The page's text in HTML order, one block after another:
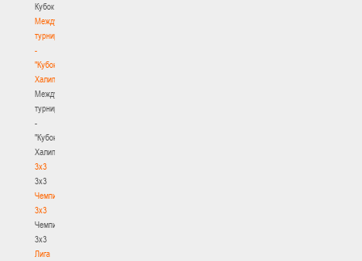
Кубок
Международный
турнир
-
"Кубок
Халипского"
Международный
турнир
-
"Кубок
Халипского"
3x3
3x3
Чемпионат
3х3
Чемпионат
3х3
Лига